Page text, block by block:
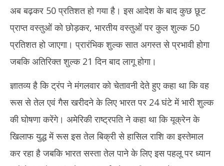
अब बढ़कर 50 प्रतिशत हो गया है। इस आदेश के बाद कुछ छूट
प्राप्त वस्तुओं को छोड़कर, भारतीय वस्तुओं पर कुल शुल्क 50
प्रतिशत हो जाएगा। प्रारंभिक शुल्क सात अगस्त से प्रभावी होगा
जबकि अतिरिक्त शुल्क 21 दिन बाद लागू होगा।
ज्ञातव्य है कि ट्रंप ने मंगलवार को चेतावनी देते हुए कहा था कि वह
रूस से तेल एवं गैस खरीदने के लिए भारत पर 24 घंटे में भारी शुल्क
की घोषणा करेंगे। अमेरिकी राष्ट्रपति ने कहा था कि यूक्रेन के
खिलाफ युद्ध में रूस इस तेल बिक्री से हासिल राशि का इस्तेमाल
कर रहा है जबकि भारत सस्ता तेल पाने के लिए इस पहलू पर ध्यान